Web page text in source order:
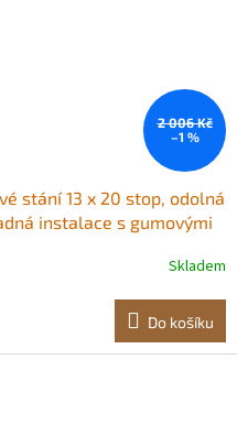
2 006 Kč
–1 %
stání 13 x 20 stop, odolná
instalace s gumovými
Skladem
Do košíku